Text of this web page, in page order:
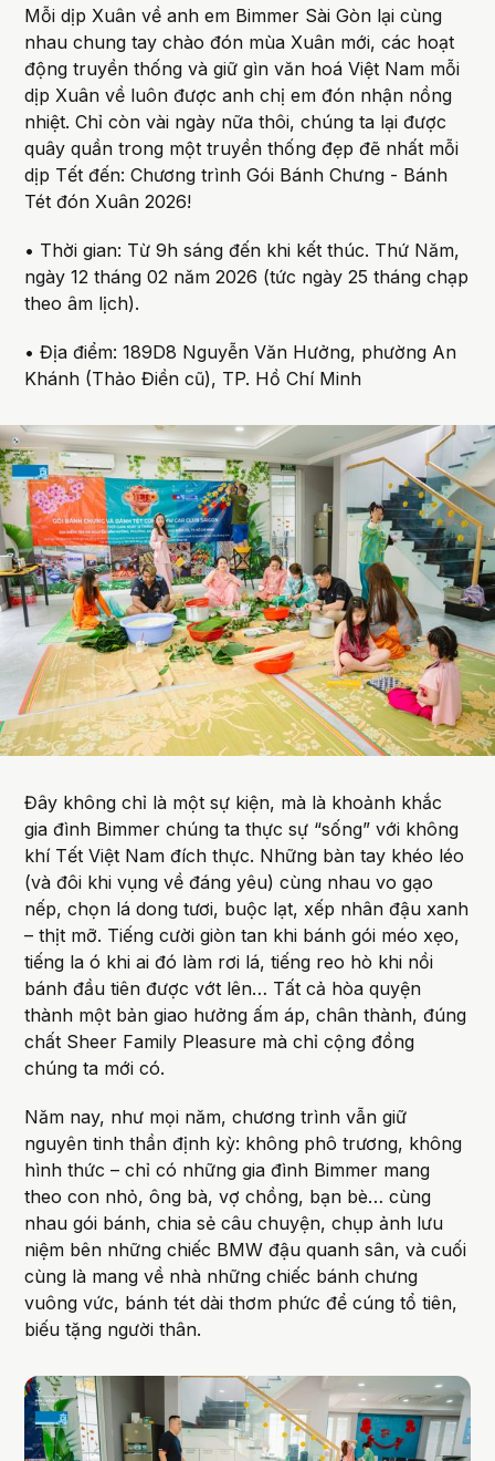
Mỗi dịp Xuân về anh em Bimmer Sài Gòn lại cùng
nhau chung tay chào đón mùa Xuân mới, các hoạt
động truyền thống và giữ gìn văn hoá Việt Nam mỗi
dịp Xuân về luôn được anh chị em đón nhận nồng
nhiệt. Chỉ còn vài ngày nữa thôi, chúng ta lại được
quây quần trong một truyền thống đẹp đẽ nhất mỗi
dịp Tết đến: Chương trình Gói Bánh Chưng - Bánh
Tét đón Xuân 2026!
• Thời gian: Từ 9h sáng đến khi kết thúc. Thứ Năm,
ngày 12 tháng 02 năm 2026 (tức ngày 25 tháng chạp
theo âm lịch).
• Địa điểm: 189D8 Nguyễn Văn Hưởng, phường An
Khánh (Thảo Điền cũ), TP. Hồ Chí Minh
Đây không chỉ là một sự kiện, mà là khoảnh khắc
gia đình Bimmer chúng ta thực sự “sống” với không
khí Tết Việt Nam đích thực. Những bàn tay khéo léo
(và đôi khi vụng về đáng yêu) cùng nhau vo gạo
nếp, chọn lá dong tươi, buộc lạt, xếp nhân đậu xanh
– thịt mỡ. Tiếng cười giòn tan khi bánh gói méo xẹo,
tiếng la ó khi ai đó làm rơi lá, tiếng reo hò khi nồi
bánh đầu tiên được vớt lên… Tất cả hòa quyện
thành một bản giao hưởng ấm áp, chân thành, đúng
chất Sheer Family Pleasure mà chỉ cộng đồng
chúng ta mới có.
Năm nay, như mọi năm, chương trình vẫn giữ
nguyên tinh thần định kỳ: không phô trương, không
hình thức – chỉ có những gia đình Bimmer mang
theo con nhỏ, ông bà, vợ chồng, bạn bè… cùng
nhau gói bánh, chia sẻ câu chuyện, chụp ảnh lưu
niệm bên những chiếc BMW đậu quanh sân, và cuối
cùng là mang về nhà những chiếc bánh chưng
vuông vức, bánh tét dài thơm phức để cúng tổ tiên,
biếu tặng người thân.